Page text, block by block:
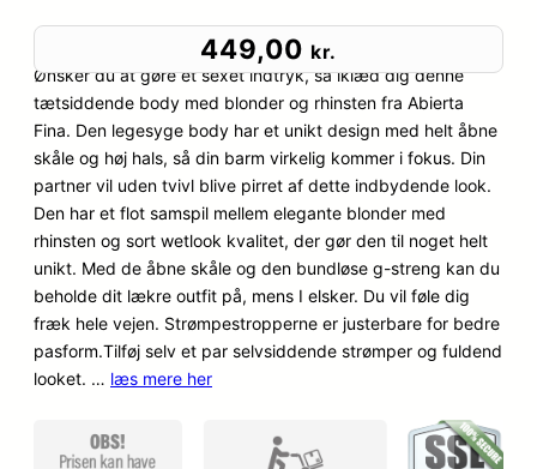
som
baseret på
kundebedø
mmelser
449,00 kr.
Ønsker du at gøre et sexet indtryk, så iklæd dig denne
tætsiddende body med blonder og rhinsten fra Abierta
Fina. Den legesyge body har et unikt design med helt åbne
skåle og høj hals, så din barm virkelig kommer i fokus. Din
partner vil uden tvivl blive pirret af dette indbydende look.
Den har et flot samspil mellem elegante blonder med
rhinsten og sort wetlook kvalitet, der gør den til noget helt
unikt. Med de åbne skåle og den bundløse g-streng kan du
beholde dit lækre outfit på, mens I elsker. Du vil føle dig
fræk hele vejen. Strømpestropperne er justerbare for bedre
pasform.Tilføj selv et par selvsiddende strømper og fuldend
looket. … læs mere her